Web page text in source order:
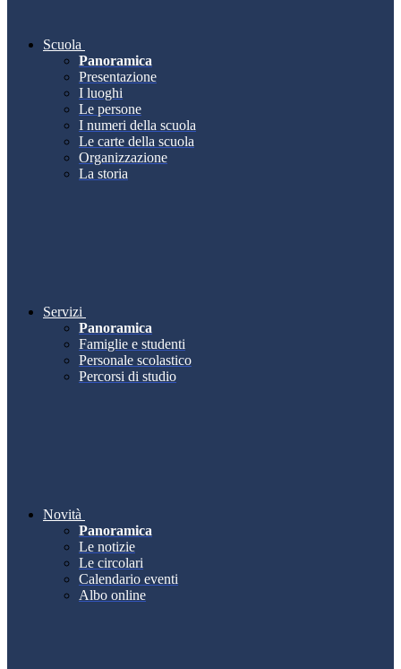
Scuola
Panoramica
Presentazione
I luoghi
Le persone
I numeri della scuola
Le carte della scuola
Organizzazione
La storia
Servizi
Panoramica
Famiglie e studenti
Personale scolastico
Percorsi di studio
Novità
Panoramica
Le notizie
Le circolari
Calendario eventi
Albo online